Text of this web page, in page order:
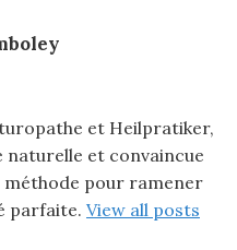
et Heilpratiker,
naturelle et convaincue
méthode pour ramener
parfaite. View all posts